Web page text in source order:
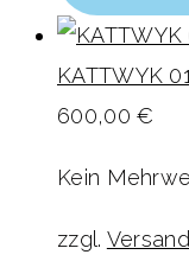
KATTWYK
600,00€
Kein
zzgl.